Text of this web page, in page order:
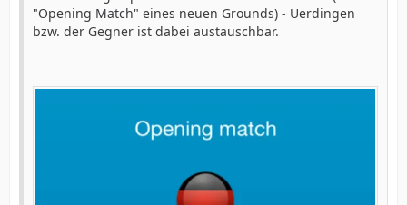
"Opening Match" eines neuen Grounds) - Uerdingen
bzw. der Gegner ist dabei austauschbar.